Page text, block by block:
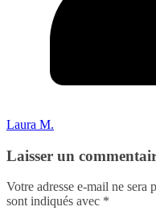
Laura M.
Laisser un
Votre adresse e-mail ne sera
sont indiqués avec *